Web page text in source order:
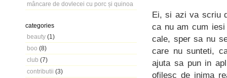
mâncare de dovlecei cu porc și quinoa
categories
beauty (1)
boo (8)
club (7)
contributii (3)
Ei, si azi va scriu
ca nu am cum
cale, sper sa nu
care nu sunteti,
ajuta sa pun in
ofilesc de inima